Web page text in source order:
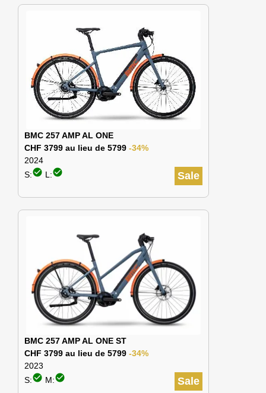
BMC 257 AMP AL ONE
CHF 3799 au lieu de 5799 -34%
2024
Sale
S:check_circle L:check_circle
BMC 257 AMP AL ONE ST
CHF 3799 au lieu de 5799 -34%
2023
Sale
S:check_circle M:check_circle